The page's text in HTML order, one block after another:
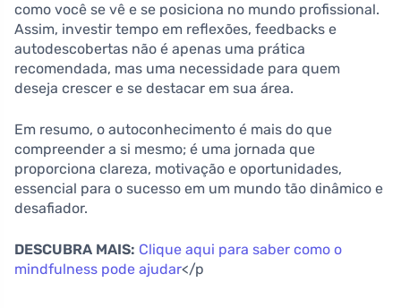
como você se vê e se posiciona no mundo profissional.
Assim, investir tempo em reflexões, feedbacks e
autodescobertas não é apenas uma prática
recomendada, mas uma necessidade para quem
deseja crescer e se destacar em sua área.
Em resumo, o autoconhecimento é mais do que
compreender a si mesmo; é uma jornada que
proporciona clareza, motivação e oportunidades,
essencial para o sucesso em um mundo tão dinâmico e
desafiador.
DESCUBRA MAIS: Clique aqui para saber como o
mindfulness pode ajudar</p